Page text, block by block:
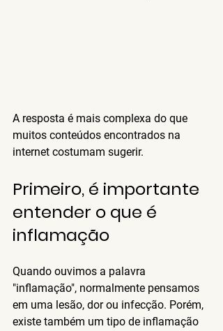
A resposta é mais complexa do que
muitos conteúdos encontrados na
internet costumam sugerir.
Primeiro, é importante
entender o que é
inflamação
Quando ouvimos a palavra
"inflamação", normalmente pensamos
em uma lesão, dor ou infecção. Porém,
existe também um tipo de inflamação